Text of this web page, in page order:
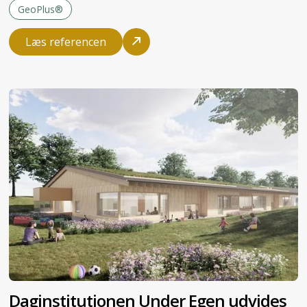
GeoPlus®
Læs referencen
Daginstitutionen Under Egen udvides